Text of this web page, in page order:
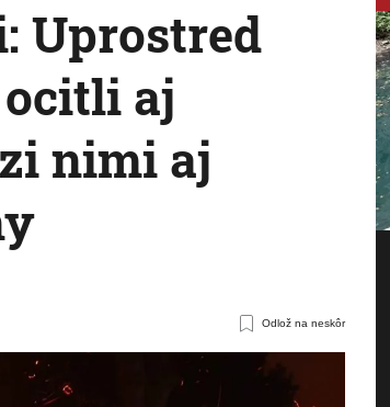
Uprostred
aj
nimi aj
Odlož na neskôr